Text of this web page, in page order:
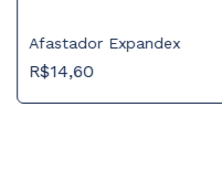
Afastador Expandex
R$14,60